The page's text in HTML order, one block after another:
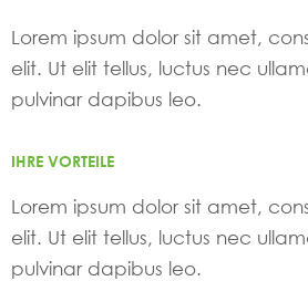
Lorem ipsum dolor sit amet,
elit. Ut elit tellus, luctus nec
pulvinar dapibus leo.
IHRE VORTEILE
Lorem ipsum dolor sit amet,
elit. Ut elit tellus, luctus nec
pulvinar dapibus leo.